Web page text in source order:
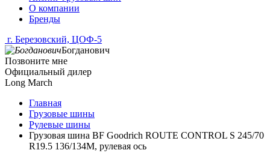
О компании
Бренды
г. Березовский, ЦОФ-5
Богданович
Позвоните мне
Официальный дилер
Long March
Главная
Грузовые шины
Рулевые шины
Грузовая шина BF Goodrich ROUTE CONTROL S 245/70
R19.5 136/134M, рулевая ось